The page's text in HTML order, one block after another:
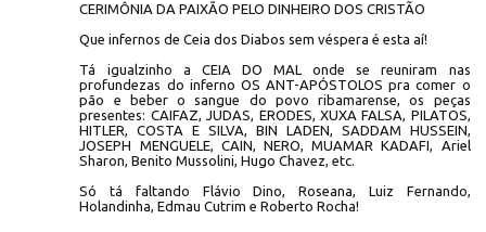
CERIMÔNIA DA PAIXÃO PELO DINHEIRO DOS CRISTÃO
Que infernos de Ceia dos Diabos sem véspera é esta aí!
Tá igualzinho a CEIA DO MAL onde se reuniram nas
profundezas do inferno OS ANT-APÓSTOLOS pra comer o
pão e beber o sangue do povo ribamarense, os peças
presentes: CAIFAZ, JUDAS, ERODES, XUXA FALSA, PILATOS,
HITLER, COSTA E SILVA, BIN LADEN, SADDAM HUSSEIN,
JOSEPH MENGUELE, CAIN, NERO, MUAMAR KADAFI, Ariel
Sharon, Benito Mussolini, Hugo Chavez, etc.
Só tá faltando Flávio Dino, Roseana, Luiz Fernando,
Holandinha, Edmau Cutrim e Roberto Rocha!